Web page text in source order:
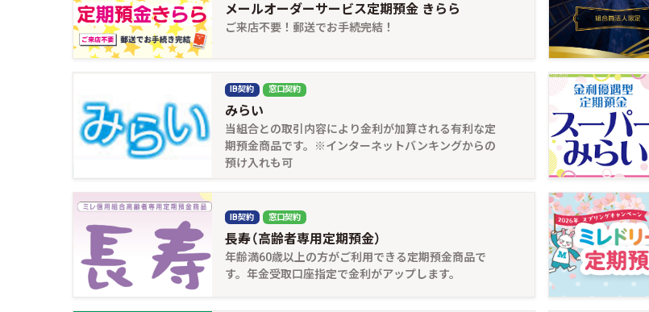
メールオーダーサービス定期預金 きらら
ご来店不要！郵送でお手続完結！
IB契約 窓口契約
みらい
当組合との取引内容により金利が加算される有利な定
期預金商品です。※インターネットバンキングからの
預け入れも可
IB契約 窓口契約
長寿（高齢者専用定期預金）
年齢満60歳以上の方がご利用できる定期預金商品で
す。年金受取口座指定で金利がアップします。